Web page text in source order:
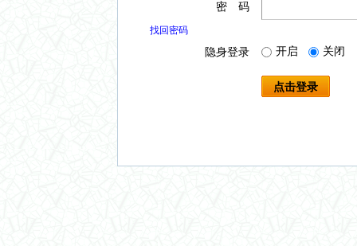
密 码
找回密码
隐身登录 开启 关闭
点击登录